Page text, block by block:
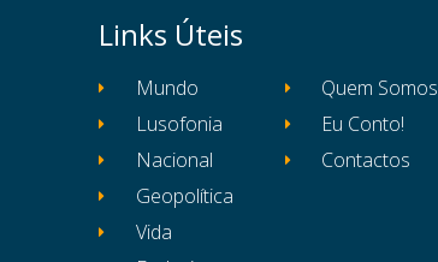
Links Úteis
Mundo
Lusofonia
Nacional
Geopolítica
Vida
Quem Somos
Eu Conto!
Contactos